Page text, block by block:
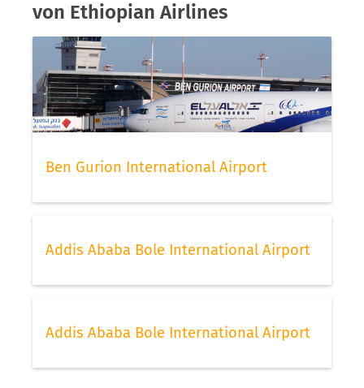
von Ethiopian Airlines
Ben Gurion International Airport
Addis Ababa Bole International Airport
Addis Ababa Bole International Airport